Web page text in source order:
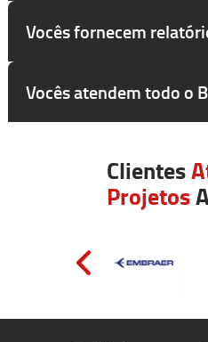
Vocês fornecem
Vocês atendem todo o
Clientes
Projetos